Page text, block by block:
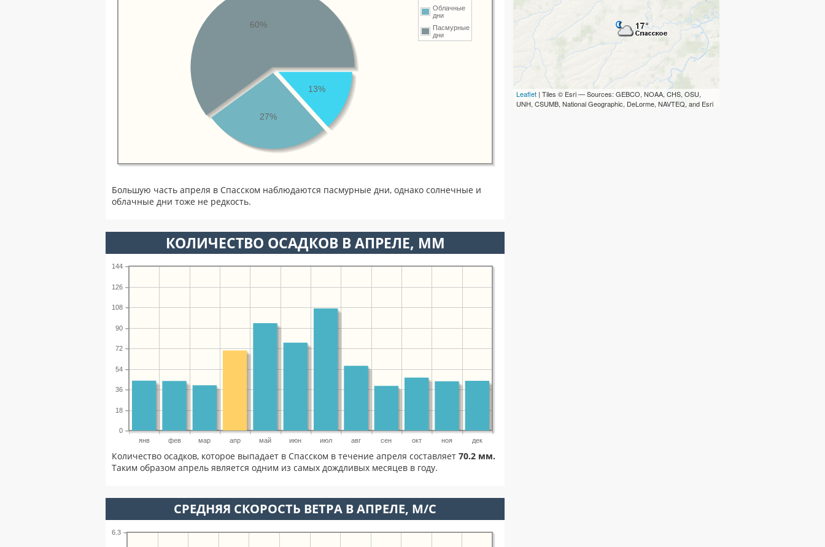
Облачные
дни
Пасмурные
дни
13%
27%
60%
Большую часть апреля в Спасском наблюдаются пасмурные дни, однако солнечные и
облачные дни тоже не редкость.
КОЛИЧЕСТВО ОСАДКОВ В АПРЕЛЕ, ММ
янв фев мар апр май июн июл авг сен окт ноя дек
0
18
36
54
72
90
108
126
144
Количество осадков, которое выпадает в Спасском в течение апреля составляет 70.2 мм.
Таким образом апрель является одним из самых дождливых месяцев в году.
СРЕДНЯЯ СКОРОСТЬ ВЕТРА В АПРЕЛЕ, М/С
6.3
Leaflet | Tiles © Esri — Sources: GEBCO, NOAA, CHS, OSU,
UNH, CSUMB, National Geographic, DeLorme, NAVTEQ, and Esri